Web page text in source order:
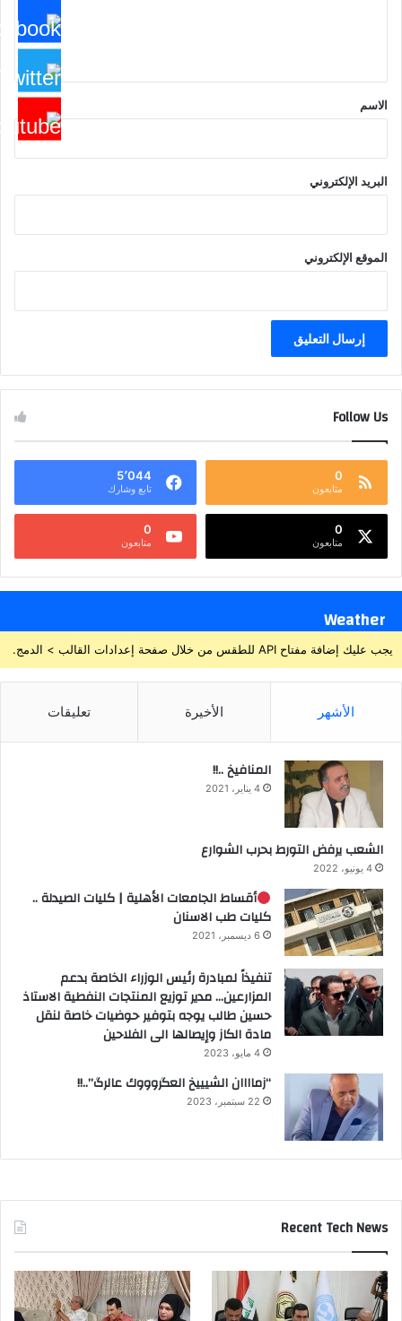
*
الاسم
البريد الإلكتروني
الموقع الإلكتروني
Follow Us
0
متابعون
5٬044
تابع وشارك
0
متابعون
0
متابعون
Weather
يجب عليك إضافة مفتاح API للطقس من خلال صفحة إعدادات القالب > الدمج.
الأشهر الأخيرة تعليقات
المنافيخ ..!!
4 يناير، 2021
الشعب يرفض التورط بحرب الشوارع
4 يونيو، 2022
أقساط الجامعات الأهلية | كليات الصيدلة ..
كليات طب الاسنان
6 ديسمبر، 2021
تنفيذاً لمبادرة رئيس الوزراء الخاصة بدعم
المزارعين… مدير توزيع المنتجات النفطية الاستاذ
حسين طالب يوجه بتوفير حوضيات خاصة لنقل
مادة الكاز وإيصالها الى الفلاحين
4 مايو، 2023
“زماااان الشيييخ العگروووك عالرگ”..!!
22 سبتمبر، 2023
Recent Tech News